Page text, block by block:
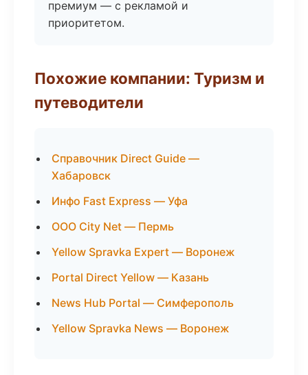
премиум — с рекламой и
приоритетом.
Похожие компании: Туризм и
путеводители
Справочник Direct Guide —
Хабаровск
Инфо Fast Express — Уфа
ООО City Net — Пермь
Yellow Spravka Expert — Воронеж
Portal Direct Yellow — Казань
News Hub Portal — Симферополь
Yellow Spravka News — Воронеж